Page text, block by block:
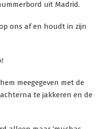
uit Madrid.
ons af en houdt in zijn
meegegeven met de
te jakkeren en de